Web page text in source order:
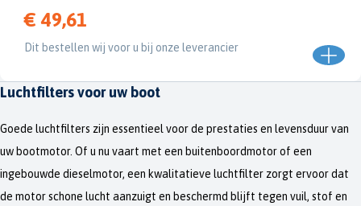
€ 49,61
Dit bestellen wij voor u bij onze leverancier
Luchtfilters voor uw boot
Goede luchtfilters zijn essentieel voor de prestaties en levensduur van
uw bootmotor. Of u nu vaart met een buitenboordmotor of een
ingebouwde dieselmotor, een kwalitatieve luchtfilter zorgt ervoor dat
de motor schone lucht aanzuigt en beschermd blijft tegen vuil, stof en